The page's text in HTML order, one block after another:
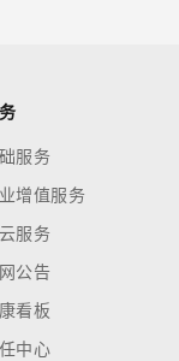
服务
增值服务
服务
公告
看板
中心